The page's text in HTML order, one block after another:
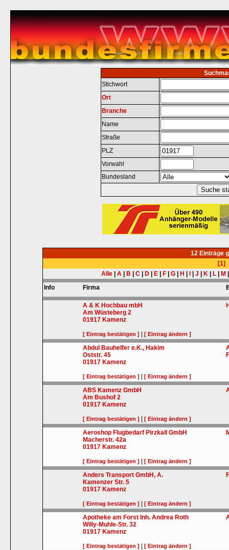
Stichwort
Ort
Branche
Name
Straße
PLZ
Vorwahl
Bundesland
12 Einträge
[1]
Alle
A B C D E F G H J K L M
Info
Firma
A & K Hochbau mbH
Am Wüsteberg 2
01917 Kamenz
[ Eintrag bestätigen ] |[ Eintrag ändern ]
Abdul Bauhelfer e.K., Hakim
Oststr. 45
01917 Kamenz
[ Eintrag bestätigen ] |[ Eintrag ändern ]
ABS Kamenz GmbH
Am Bushof 2
01917 Kamenz
[ Eintrag bestätigen ] |[ Eintrag ändern ]
Aeroshop Flugbedarf Pirzkall GmbH
Macherstr. 42a
01917 Kamenz
[ Eintrag bestätigen ] |[ Eintrag ändern ]
Anders Transport GmbH, A.
Kamenzer Str. 5
01917 Kamenz
[ Eintrag bestätigen ] |[ Eintrag ändern ]
Apotheke am Forst Inh. Andrea Roth
Willy-Muhle-Str. 32
01917 Kamenz
[ Eintrag bestätigen ] |[ Eintrag ändern ]